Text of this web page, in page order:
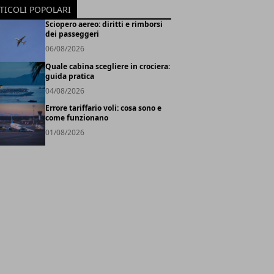
POPOLARI
Sciopero aereo: diritti e rimborsi
dei passeggeri
06/08/2026
Quale cabina scegliere in crociera:
guida pratica
04/08/2026
Errore tariffario voli: cosa sono e
come funzionano
01/08/2026